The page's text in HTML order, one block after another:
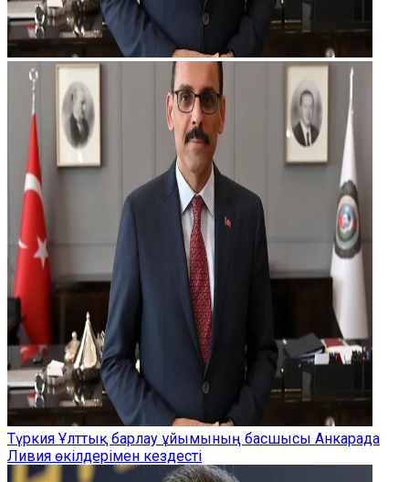
Түркия Ұлттық барлау ұйымының басшысы Анкарада
Ливия өкілдерімен кездесті